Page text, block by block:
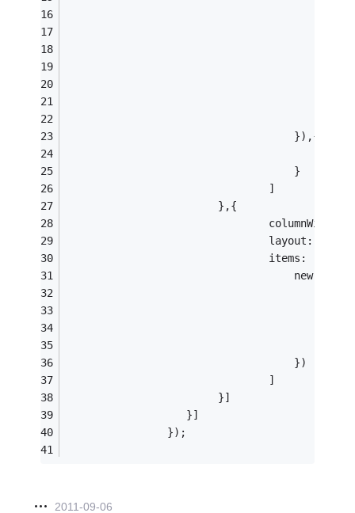
                                    }),{
                                    }
                                ]
                        },{
layout:
                                items: [
new
                                    })
                                ]
                        }]
                   }]
                });
2011-09-06